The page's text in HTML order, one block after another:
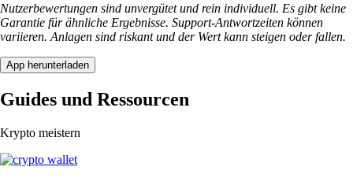
Nutzerbewertungen sind unvergütet und rein individuell. Es gibt keine
Garantie für ähnliche Ergebnisse. Support-Antwortzeiten können
variieren. Anlagen sind riskant und der Wert kann steigen oder fallen.
App herunterladen
Guides und Ressourcen
Krypto meistern